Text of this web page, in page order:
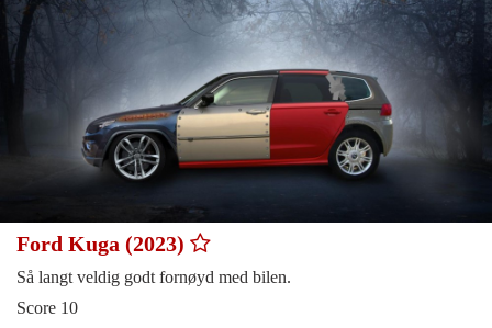
Ford Kuga (2023)
Så langt veldig godt fornøyd med bilen.
Score 10